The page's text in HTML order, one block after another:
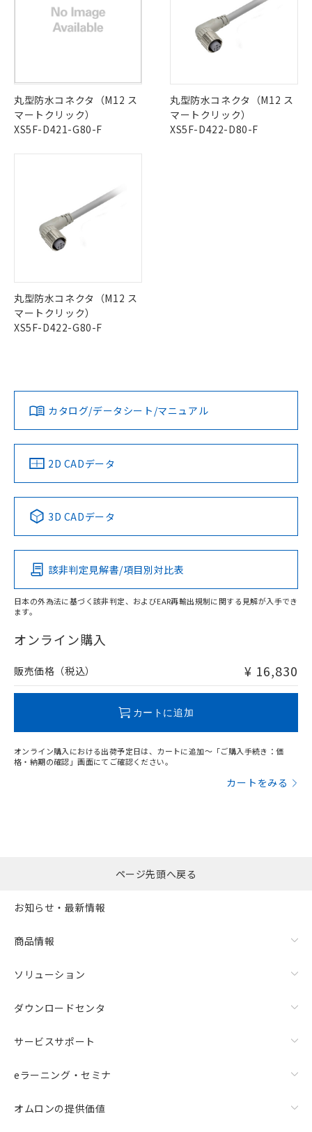
丸型防水コネクタ（M12 ス
マートクリック）
XS5F-D421-G80-F
丸型防水コネクタ（M12 ス
マートクリック）
XS5F-D422-D80-F
丸型防水コネクタ（M12 ス
マートクリック）
XS5F-D422-G80-F
カタログ/データシート/マニュアル
2D CADデータ
3D CADデータ
該非判定見解書/項目別対比表
日本の外為法に基づく該非判定、およびEAR再輸出規制に関する見解が入手でき
ます。
オンライン購入
販売価格（税込） ¥ 16,830
カートに追加
オンライン購入における出荷予定日は、カートに追加～「ご購入手続き：価
格・納期の確認」画面にてご確認ください。
カートをみる
ページ先頭へ戻る
お知らせ・最新情報
商品情報
ソリューション
ダウンロードセンタ
サービスサポート
eラーニング・セミナ
オムロンの提供価値